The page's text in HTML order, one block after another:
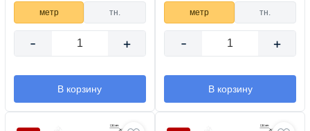
метр тн.
- +
В корзину
метр тн.
- +
В корзину